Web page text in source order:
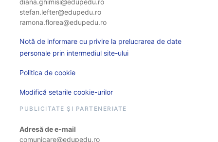
diana.ghimisi@edupedu.ro
stefan.lefter@edupedu.ro
ramona.florea@edupedu.ro
Notă de informare cu privire la prelucrarea de date
personale prin intermediul site-ului
Politica de cookie
Modifică setarile cookie-urilor
PUBLICITATE ȘI PARTENERIATE
Adresă de e-mail
comunicare@edupedu.ro